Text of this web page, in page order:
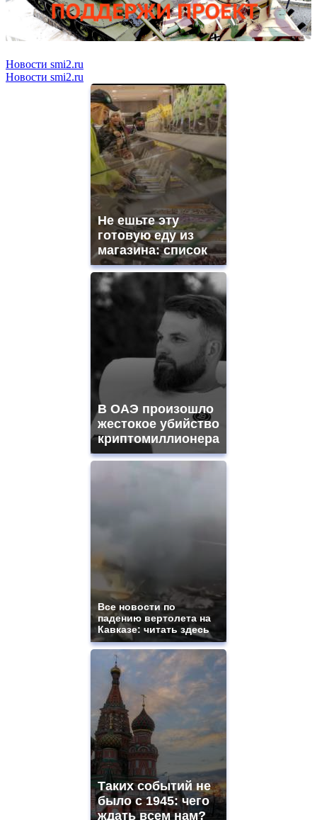
Новости smi2.ru
Новости smi2.ru
Не ешьте эту
готовую еду из
магазина: список
В ОАЭ произошло
жестокое убийство
криптомиллионера
Все новости по
падению вертолета на
Кавказе: читать здесь
Таких событий не
было с 1945: чего
ждать всем нам?